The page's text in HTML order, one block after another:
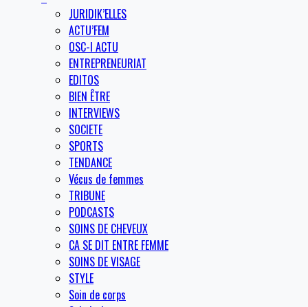
JURIDIK’ELLES
ACTU’FEM
OSC-I ACTU
ENTREPRENEURIAT
EDITOS
BIEN ÊTRE
INTERVIEWS
SOCIETE
SPORTS
TENDANCE
Vécus de femmes
TRIBUNE
PODCASTS
SOINS DE CHEVEUX
CA SE DIT ENTRE FEMME
SOINS DE VISAGE
STYLE
Soin de corps